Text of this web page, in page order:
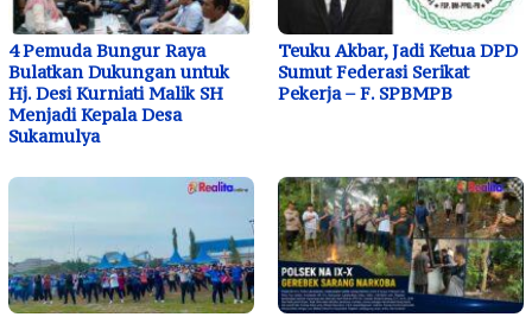
4 Pemuda Bungur Raya
Bulatkan Dukungan untuk
Hj. Desi Kurniati Malik SH
Menjadi Kepala Desa
Sukamulya
Teuku Akbar, Jadi Ketua DPD
Sumut Federasi Serikat
Pekerja – F. SPBMPB